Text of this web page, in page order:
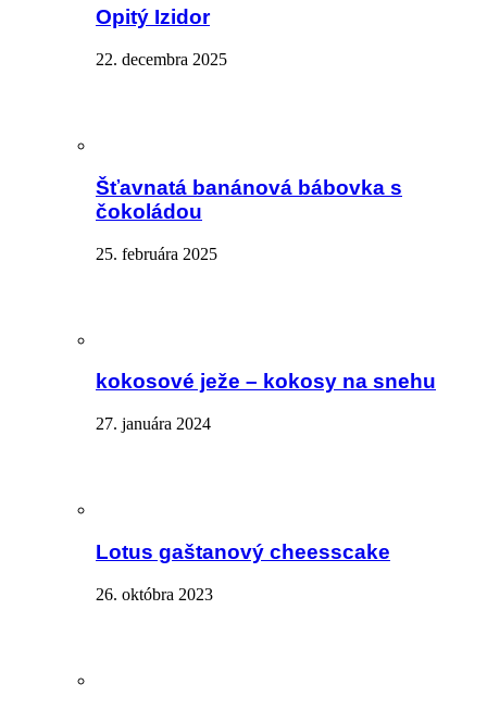
Opitý Izidor
22. decembra 2025
Šťavnatá banánová bábovka s
čokoládou
25. februára 2025
kokosové ježe – kokosy na snehu
27. januára 2024
Lotus gaštanový cheesscake
26. októbra 2023